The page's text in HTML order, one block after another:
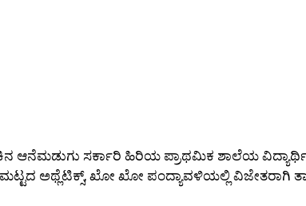
ಆನೆಮಡುಗು ಸರ್ಕಾರಿ ಹಿರಿಯ ಪ್ರಾಥಮಿಕ ಶಾಲೆಯ
ಅಥ್ಲೆಟಿಕ್ಸ್, ಖೋ ಖೋ ಪಂದ್ಯಾವಳಿಯಲ್ಲಿ ವಿಜೇತರಾಗಿ